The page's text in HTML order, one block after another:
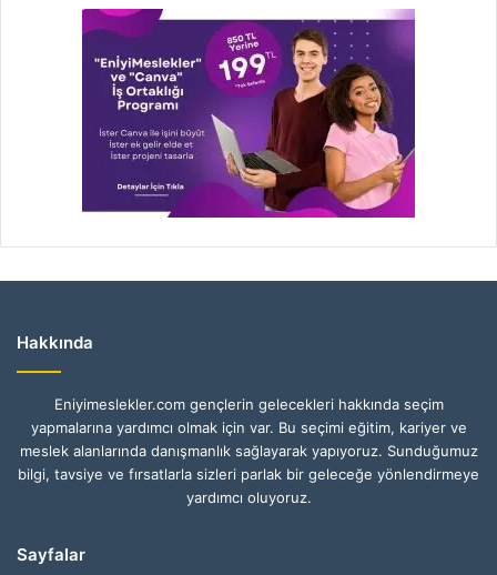
Hakkında
Eniyimeslekler.com gençlerin gelecekleri hakkında seçim
yapmalarına yardımcı olmak için var. Bu seçimi eğitim, kariyer ve
meslek alanlarında danışmanlık sağlayarak yapıyoruz. Sunduğumuz
bilgi, tavsiye ve fırsatlarla sizleri parlak bir geleceğe yönlendirmeye
yardımcı oluyoruz.
Sayfalar